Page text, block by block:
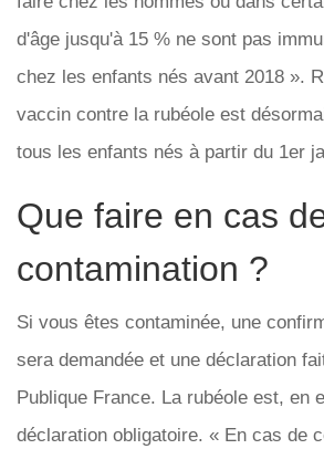
d'âge jusqu'à 15 % ne sont pas
chez les enfants nés avant 2018 ».
vaccin contre la rubéole est
tous les enfants nés à partir du 1er
Que faire en cas
contamination ?
Si vous êtes contaminée, une
sera demandée et une déclaration
Publique France. La rubéole est, en
déclaration obligatoire. « En cas de